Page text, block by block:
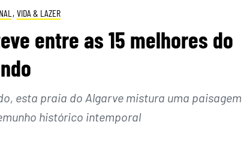
, VIDA & LAZER
entre as 15 melhores do
esta praia do Algarve mistura uma paisagem
histórico intemporal